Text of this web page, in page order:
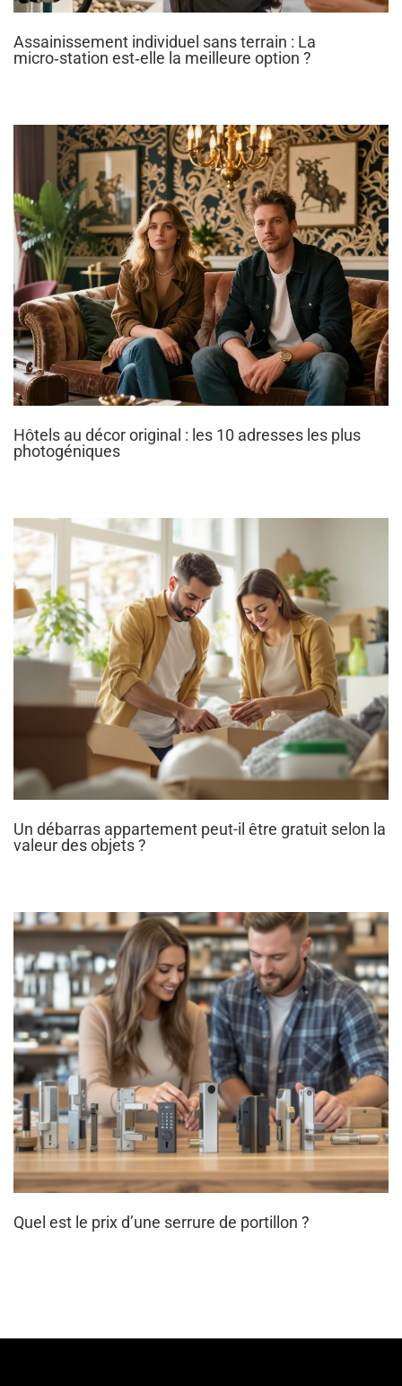
Assainissement individuel sans terrain : La
micro‑station est‑elle la meilleure option ?
Hôtels au décor original : les 10 adresses les plus
photogéniques
Un débarras appartement peut-il être gratuit selon la
valeur des objets ?
Quel est le prix d’une serrure de portillon ?